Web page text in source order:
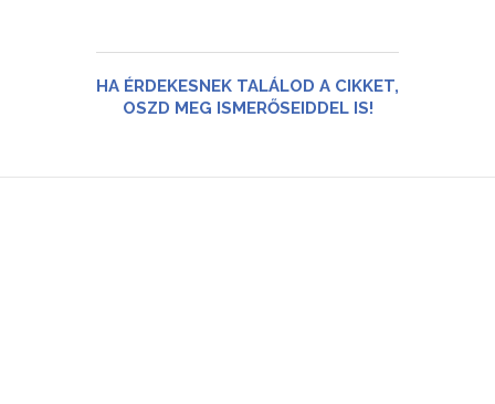
HA ÉRDEKESNEK TALÁLOD A CIKKET,
OSZD MEG ISMERŐSEIDDEL IS!